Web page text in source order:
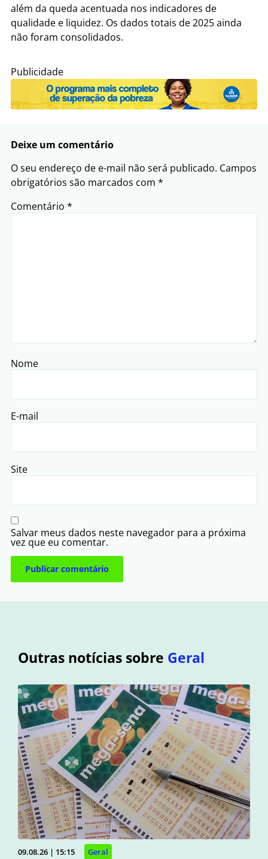
além da queda acentuada nos indicadores de
qualidade e liquidez. Os dados totais de 2025 ainda
não foram consolidados.
Publicidade
Deixe um comentário
O seu endereço de e-mail não será publicado. Campos
obrigatórios são marcados com *
Comentário *
Nome
E-mail
Site
Salvar meus dados neste navegador para a próxima
vez que eu comentar.
Outras notícias sobre Geral
09.08.26 | 15:15 Geral